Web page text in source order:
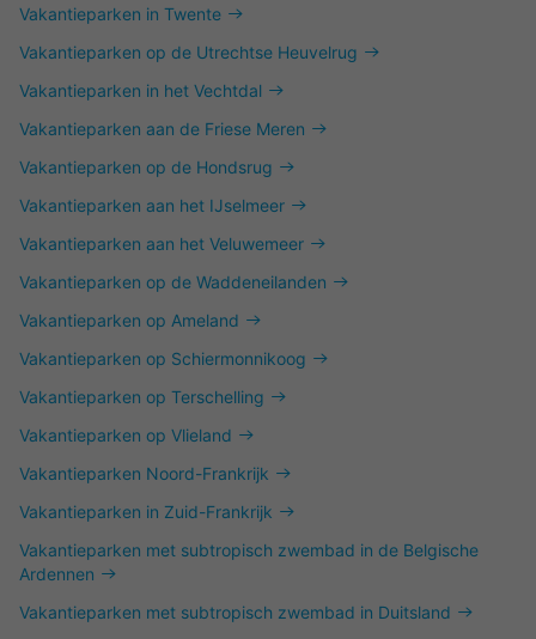
Vakantieparken in Twente
Vakantieparken op de Utrechtse Heuvelrug
Vakantieparken in het Vechtdal
Vakantieparken aan de Friese Meren
Vakantieparken op de Hondsrug
Vakantieparken aan het IJselmeer
Vakantieparken aan het Veluwemeer
Vakantieparken op de Waddeneilanden
Vakantieparken op Ameland
Vakantieparken op Schiermonnikoog
Vakantieparken op Terschelling
Vakantieparken op Vlieland
Vakantieparken Noord-Frankrijk
Vakantieparken in Zuid-Frankrijk
Vakantieparken met subtropisch zwembad in de Belgische
Ardennen
Vakantieparken met subtropisch zwembad in Duitsland